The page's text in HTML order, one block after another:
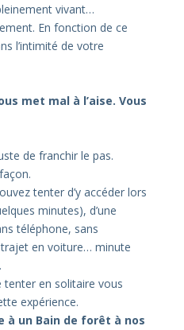
vivant…
En fonction de ce
l’intimité de votre
met mal à l’aise. Vous
de franchir le pas.
tenter d’y accéder lors
minutes), d’une
téléphone, sans
trajet en voiture… minute
tenter en solitaire vous
expérience.
à un Bain de forêt à nos